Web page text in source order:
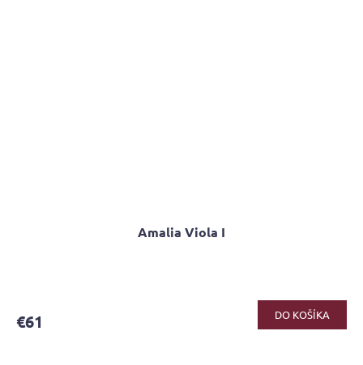
Amalia Viola I
€61 DO KOŠÍKA